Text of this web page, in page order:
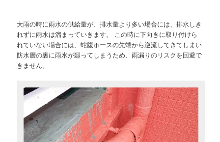
大雨の時に雨水の供給量が、排水量より多い場合には、排水しき
れずに雨水は溜まっていきます。 この時に下向きに取り付けら
れていない場合には、蛇腹ホースの先端から逆流してきてしまい
防水層の裏に雨水が廻ってしまうため、雨漏りのリスクを回避で
きません。